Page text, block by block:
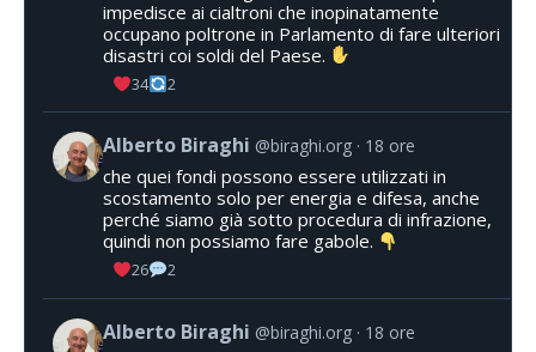
impedisce ai cialtroni che inopinatamente
occupano poltrone in Parlamento di fare ulteriori
disastri coi soldi del Paese.
34 2
Alberto Biraghi @biraghi.org 18 ore
che quei fondi possono essere utilizzati in
scostamento solo per energia e difesa, anche
perché siamo già sotto procedura di infrazione,
quindi non possiamo fare gabole.
26 2
Alberto Biraghi @biraghi.org 18 ore